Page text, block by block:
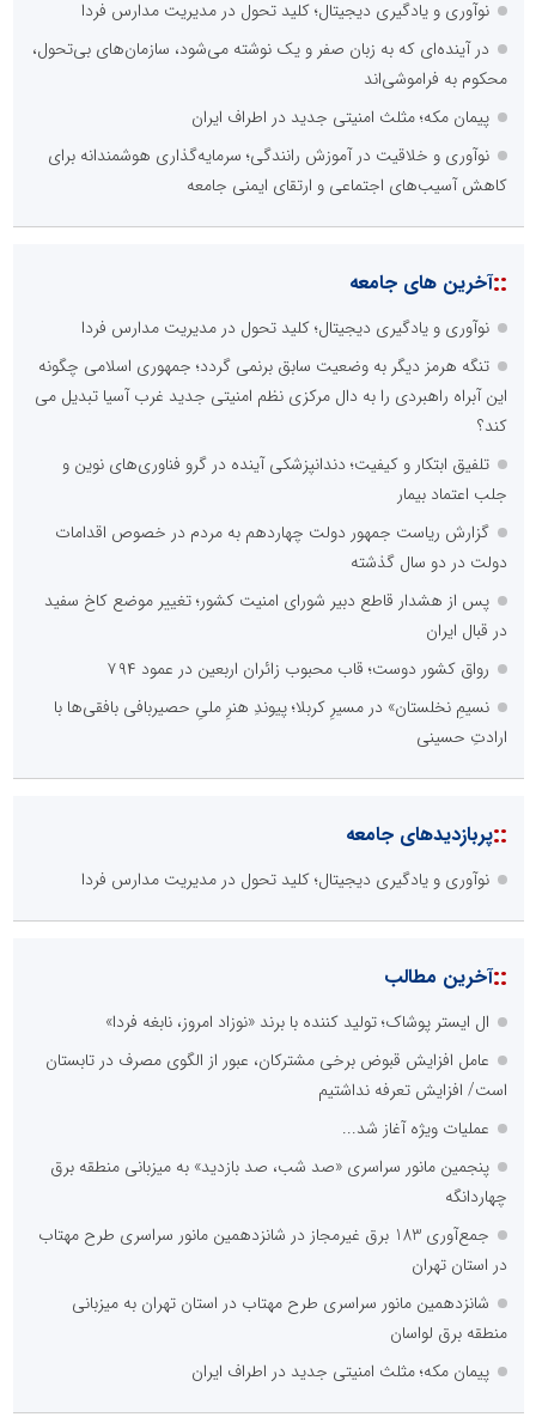
نوآوری و یادگیری دیجیتال؛ کلید تحول در مدیریت مدارس فردا
در آینده‌ای که به زبان صفر و یک نوشته می‌شود، سازمان‌های بی‌تحول،
محکوم به فراموشی‌اند
پیمان مکه؛ مثلث امنیتی جدید در اطراف ایران
نوآوری و خلاقیت در آموزش رانندگی؛ سرمایه‌گذاری هوشمندانه برای
کاهش آسیب‌های اجتماعی و ارتقای ایمنی جامعه
::آخرین های جامعه
نوآوری و یادگیری دیجیتال؛ کلید تحول در مدیریت مدارس فردا
تنگه هرمز دیگر به وضعیت سابق برنمی گردد؛ جمهوری اسلامی چگونه
این آبراه راهبردی را به دال مرکزی نظم امنیتی جدید غرب آسیا تبدیل می
کند؟
تلفیق ابتکار و کیفیت؛ دندانپزشکی آینده در گرو فناوری‌های نوین و
جلب اعتماد بیمار
گزارش ریاست جمهور دولت چهاردهم به مردم در خصوص اقدامات
دولت در دو سال گذشته
پس از هشدار قاطع دبیر شورای امنیت کشور؛ تغییر موضع کاخ سفید
در قبال ایران
رواق کشور دوست؛ قاب محبوب زائران اربعین در عمود ۷۹۴
نسیمِ نخلستان» در مسیرِ کربلا؛ پیوندِ هنرِ ملیِ حصیربافی بافقی‌ها با
ارادتِ حسینی
::پربازدیدهای جامعه
نوآوری و یادگیری دیجیتال؛ کلید تحول در مدیریت مدارس فردا
::آخرین مطالب
ال ایستر پوشاک؛ تولید کننده با برند «نوزاد امروز، نابغه فردا»
عامل افزایش قبوض برخی مشترکان، عبور از الگوی مصرف در تابستان
است/ افزایش تعرفه نداشتیم
عملیات ویژه آغاز شد...
پنجمین مانور سراسری «صد شب، صد بازدید» به میزبانی منطقه برق
چهاردانگه
جمع‌آوری 183 برق غیرمجاز در شانزدهمین مانور سراسری طرح مهتاب
در استان تهران
شانزدهمین مانور سراسری طرح مهتاب در استان تهران به میزبانی
منطقه برق لواسان
پیمان مکه؛ مثلث امنیتی جدید در اطراف ایران